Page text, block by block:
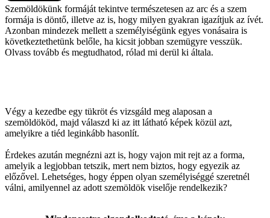
Szemöldökünk formáját tekintve természetesen az arc és a szem
formája is döntő, illetve az is, hogy milyen gyakran igazítjuk az ívét.
Azonban mindezek mellett a személyiségünk egyes vonásaira is
következtethetünk belőle, ha kicsit jobban szemügyre vesszük.
Olvass tovább és megtudhatod, rólad mi derül ki általa.
Végy a kezedbe egy tükröt és vizsgáld meg alaposan a
szemöldököd, majd válaszd ki az itt látható képek közül azt,
amelyikre a tiéd leginkább hasonlít.
Érdekes azután megnézni azt is, hogy vajon mit rejt az a forma,
amelyik a legjobban tetszik, mert nem biztos, hogy egyezik az
előzővel. Lehetséges, hogy éppen olyan személyiséggé szeretnél
válni, amilyennel az adott szemöldök viselője rendelkezik?